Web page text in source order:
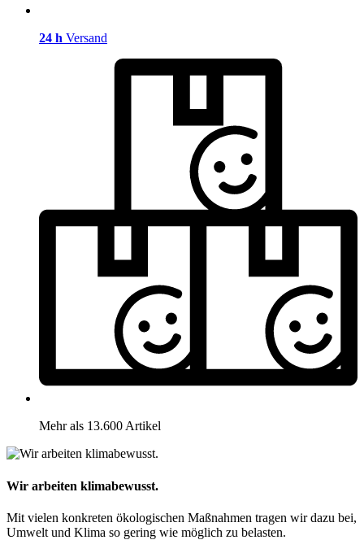
24 h Versand
Mehr als 13.600 Artikel
Wir arbeiten klimabewusst.
Mit vielen konkreten ökologischen Maßnahmen tragen wir dazu bei,
Umwelt und Klima so gering wie möglich zu belasten.